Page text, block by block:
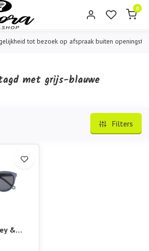
0
tot bezoek op afspraak buiten openingstijden
met grijs-blauwe
Filters
&